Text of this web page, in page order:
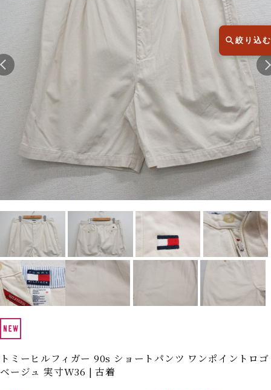
発送について 12時までのご注文で当日出荷！
※対応不可：日祝、長期休暇、セール
Search by Hotword 今週のHOTワード（7/29〜8/4）
Tシャツ USA製 2 ミリタリー スターウォーズ
ラルフローレン 6 大きいサイズ 7 アニメ 8 ディズニー
Search by Brandブランドから探す
ラルフ ローレン ザ・ノース・フェイ
ス
チャンピオン
パタゴニア
カーハート
ック
トミーヒルフィガー 90s ショートパンツ ワンポイントロゴ
ベージュ 実寸W36 | 古着
絞り込む